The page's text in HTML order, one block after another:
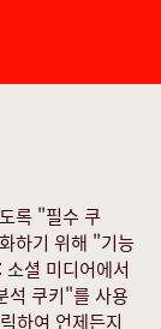
록 "필수 쿠
하기 위해 "기능
셜 미디어에서
석 쿠키"를 사용
하여 언제든지